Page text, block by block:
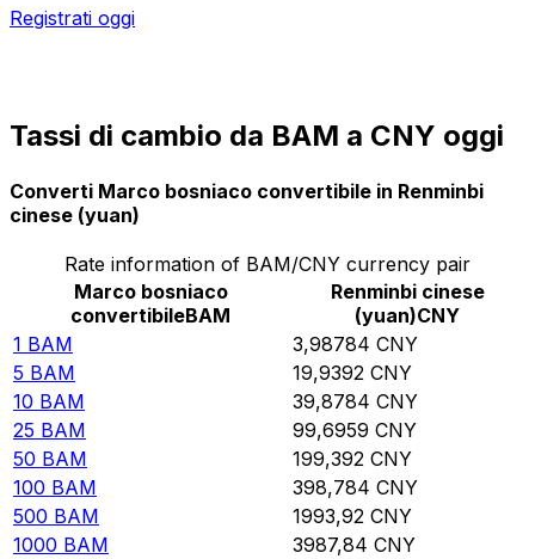
Registrati oggi
Tassi di cambio da BAM a CNY oggi
Converti Marco bosniaco convertibile in Renminbi
cinese (yuan)
Rate information of BAM/CNY currency pair
Marco bosniaco
convertibileBAM
Renminbi cinese
(yuan)CNY
1 BAM 3,98784 CNY
5 BAM 19,9392 CNY
10 BAM 39,8784 CNY
25 BAM 99,6959 CNY
50 BAM 199,392 CNY
100 BAM 398,784 CNY
500 BAM 1993,92 CNY
1000 BAM 3987,84 CNY